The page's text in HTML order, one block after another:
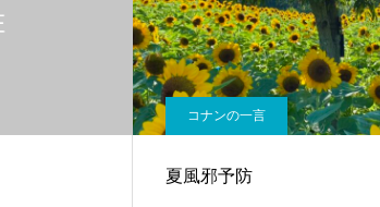
コナンの一言
夏風邪予防